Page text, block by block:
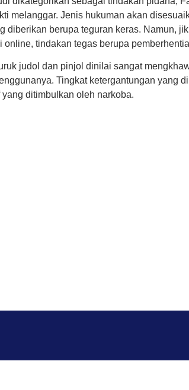
melanggar. Jenis hukuman akan
diberikan berupa teguran keras. Namun,
online, tindakan tegas berupa
judol dan pinjol dinilai sangat
Tingkat ketergantungan yang
yang ditimbulkan oleh narkoba.